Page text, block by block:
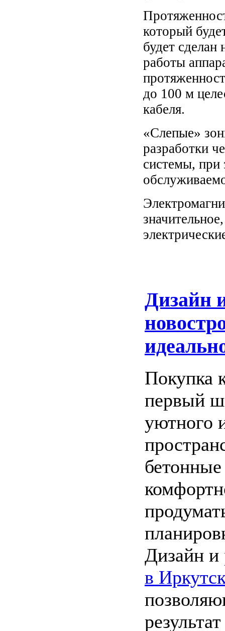
который
будет сделан
работы
до 100 м
кабеля.
«Слепые»
разработки
системы, при
Дизайн
Покупка
первый
уютного
Дизайн и
в